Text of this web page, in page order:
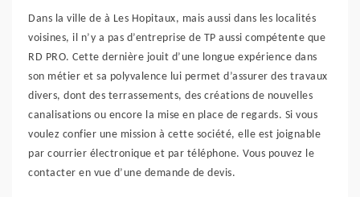
Dans la ville de à Les Hopitaux, mais aussi dans les localités
voisines, il n’y a pas d’entreprise de TP aussi compétente que
RD PRO. Cette dernière jouit d’une longue expérience dans
son métier et sa polyvalence lui permet d’assurer des travaux
divers, dont des terrassements, des créations de nouvelles
canalisations ou encore la mise en place de regards. Si vous
voulez confier une mission à cette société, elle est joignable
par courrier électronique et par téléphone. Vous pouvez le
contacter en vue d’une demande de devis.